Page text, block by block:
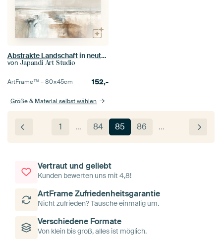
Abstrakte Landschaft in neutralen Tönen, Japandi-Stil
von Japandi Art Studio
ArtFrame™ –80×45cm 152,-
Größe & Material selbst wählen
1 … 84 85 86 …
Vertraut und geliebt
Kunden bewerten uns mit 4,8!
ArtFrame Zufriedenheitsgarantie
Nicht zufrieden? Tausche einmalig um.
Verschiedene Formate
Von klein bis groß, alles ist möglich.